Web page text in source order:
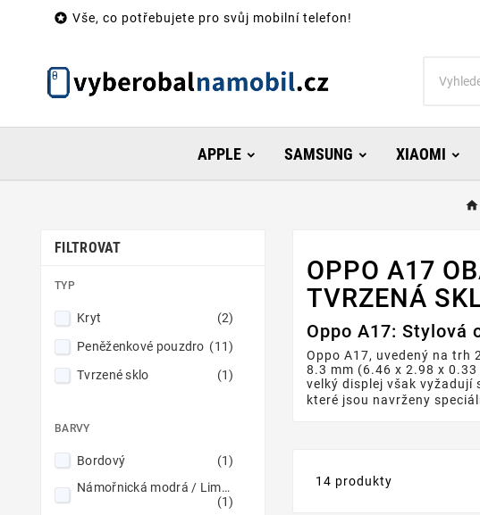
 Vše, co potřebujete pro svůj mobilní telefon!
APPLE SAMSUNG XIAOMI
FILTROVAT
TYP
Kryt
(2)
Peněženkové pouzdro (11)
Tvrzené sklo
(1)
BARVY
Bordový
(1)
Námořnická modrá / Limetkovo zelený
(1)
OPPO A17
TVRZENÁ
Oppo A17: Stylová
Oppo A17, uvedený na trh
8.3 mm (6.46 x 2.98 x
velký displej však vyžadují
které jsou navrženy
14 produkty